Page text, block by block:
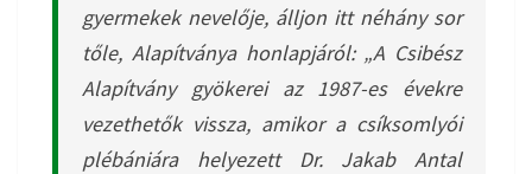
gyermekek nevelője, álljon itt néhány sor
tőle, Alapítványa honlapjáról: „A Csibész
Alapítvány gyökerei az 1987-es évekre
vezethetők vissza, amikor a csíksomlyói
plébániára helyezett Dr. Jakab Antal